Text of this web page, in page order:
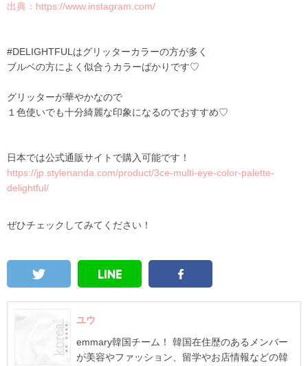
出典： https://www.instagram.com/
#DELIGHTFULはグリッターカラーの方が多く
ブルベの方によく似合うカラーばかりです♡
グリッターが華やかなので
１色使いでも十分綺麗な印象になるのでおすすめ♡
日本では公式通販サイトで購入可能です！
https://jp.stylenanda.com/product/3ce-multi-eye-color-palette-
delightful/
ぜひチェックしてみてください！
ユウ
emmary韓国チーム！ 韓国在住歴のあるメンバー
が美容やファッション、留学やお店情報などの韓